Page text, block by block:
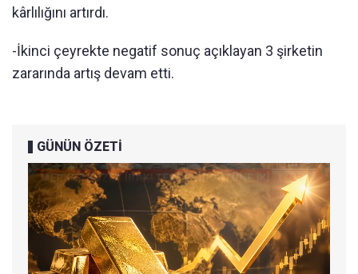
kârlılığını artırdı.
-İkinci çeyrekte negatif sonuç açıklayan 3 şirketin
zararında artış devam etti.
GÜNÜN ÖZETİ